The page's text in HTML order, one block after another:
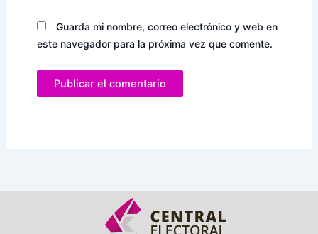
Guarda mi nombre, correo electrónico y web en
este navegador para la próxima vez que comente.